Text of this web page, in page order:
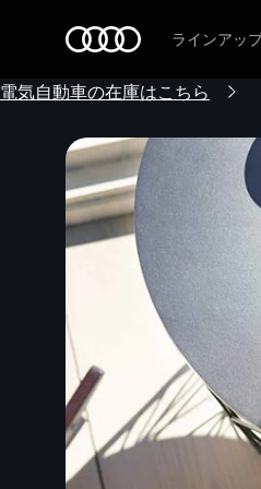
ラインアッ
電気自動車の在庫はこちら